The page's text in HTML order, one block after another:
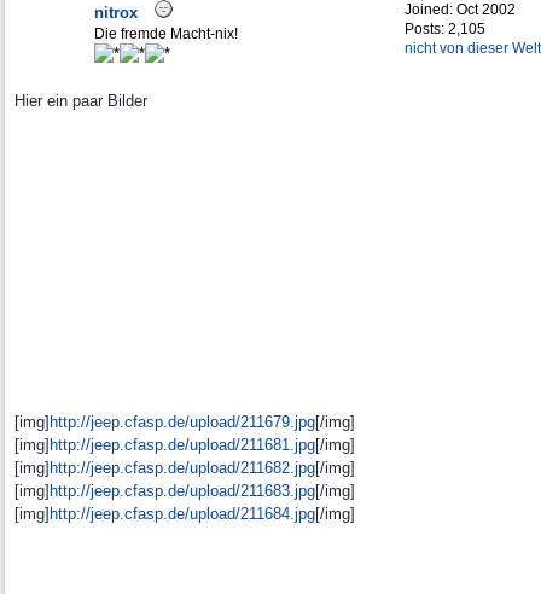
Joined: Oct 2002
Posts: 2,105
nicht von dieser Welt
nitrox
Die fremde Macht-nix!
Hier ein paar Bilder
[img] http://jeep.cfasp.de/upload/211679.jpg[/img]
[img] http://jeep.cfasp.de/upload/211681.jpg[/img]
[img] http://jeep.cfasp.de/upload/211682.jpg[/img]
[img] http://jeep.cfasp.de/upload/211683.jpg[/img]
[img] http://jeep.cfasp.de/upload/211684.jpg[/img]